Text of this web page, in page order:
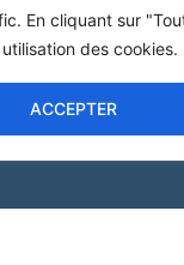
En cliquant sur
des cookies.
ACCEPTER